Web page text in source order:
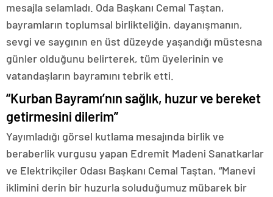
mesajla selamladı. Oda Başkanı Cemal Taştan,
bayramların toplumsal birlikteliğin, dayanışmanın,
sevgi ve saygının en üst düzeyde yaşandığı müstesna
günler olduğunu belirterek, tüm üyelerinin ve
vatandaşların bayramını tebrik etti.
“Kurban Bayramı’nın sağlık, huzur ve bereket
getirmesini dilerim”
Yayımladığı görsel kutlama mesajında birlik ve
beraberlik vurgusu yapan Edremit Madeni Sanatkarlar
ve Elektrikçiler Odası Başkanı Cemal Taştan, “Manevi
iklimini derin bir huzurla soluduğumuz mübarek bir